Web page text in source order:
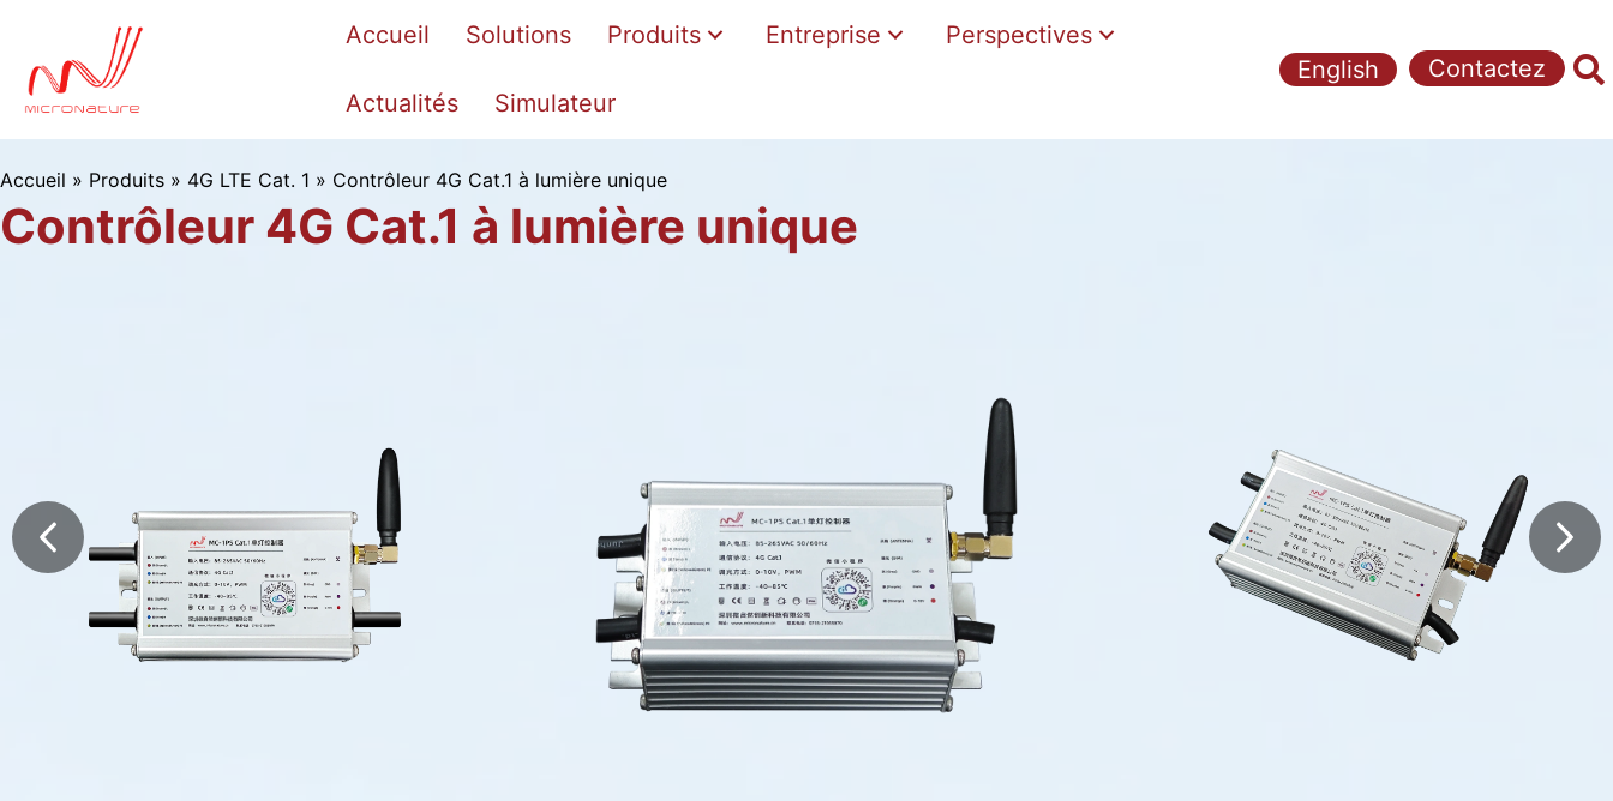
contenu
Accueil Solutions Produits Entreprise Perspectives
Actualités Simulateur
English Contactez
Accueil » Produits » 4G LTE Cat. 1 » Contrôleur 4G Cat.1 à lumière unique
Contrôleur 4G Cat.1 à lumière unique